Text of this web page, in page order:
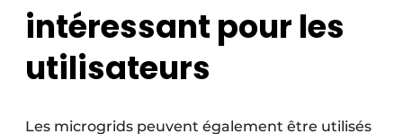
intéressant pour les
utilisateurs
Les microgrids peuvent également être utilisés